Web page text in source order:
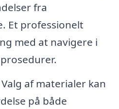
fra
Et professionelt
med at navigere i
Valg af materialer kan
på både